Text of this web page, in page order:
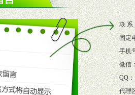
情况公司给予
需要，派驻区
销售。
情况公司给予
联 系
固定
手机
微信
QQ：
代理